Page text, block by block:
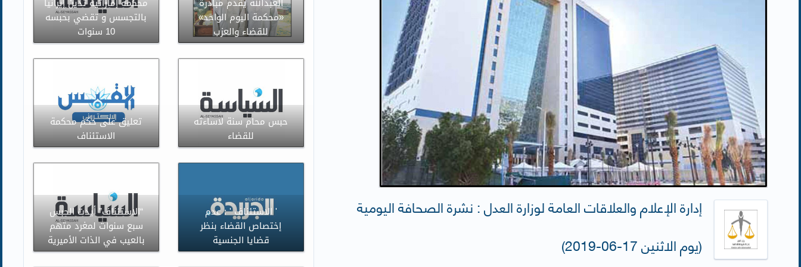
إدارة الإعلام والعلاقات العامة لوزارة العدل : نشرة الصحافة اليومية
(يوم الاثنين 17-06-2019)
بالتجسس و تقضي بحبسه
10 سنوات
«محكمة اليوم الواحد»
للقضاء والعزب
تعليق على حكم محكمة
الاستئناف
حبس محام سنة لاساءته
للقضاء
“الاستئناف” أيدت الحبس
سبع سنوات لمغرد متهم
بالعيب في الذات الأميرية
' الاستئناف ' : عدم
إختصاص القضاء بنظر
قضايا الجنسية